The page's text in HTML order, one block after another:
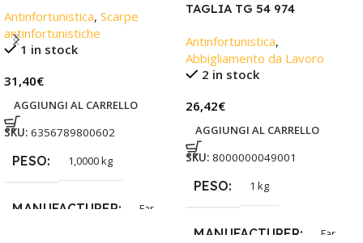
Antinfortunistica, Scarpe
antinfortunistiche
1 in stock
31,40€
AGGIUNGI AL CARRELLO
SKU: 6356789800602
PESO 1,0000 kg
MANUFACTURER Far
TAGLIA TG 54 974
Antinfortunistica,
Abbigliamento da Lavoro
2 in stock
26,42€
AGGIUNGI AL CARRELLO
SKU: 8000000049001
PESO 1 kg
MANUFACTURER Far